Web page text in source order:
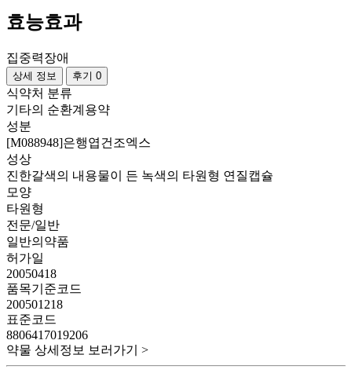
효능효과
집중력장애
상세 정보 후기 0
식약처 분류
기타의 순환계용약
성분
[M088948]은행엽건조엑스
성상
진한갈색의 내용물이 든 녹색의 타원형 연질캡슐
모양
타원형
전문/일반
일반의약품
허가일
20050418
품목기준코드
200501218
표준코드
8806417019206
약물 상세정보 보러가기 >